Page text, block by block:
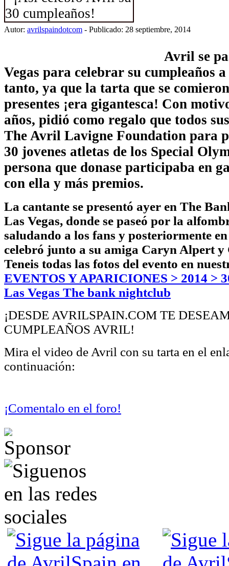
Autor: avrilspaindotcom - Publicado: 28 septiembre, 2014
Avril se
Vegas para celebrar su cumpleaños
tanto, ya que la tarta que se
presentes ¡era gigantesca! Con
años, pidió como regalo que todos
The Avril Lavigne Foundation para
30 jovenes atletas de los Special
persona que donase participaba en
con ella y más premios.
La cantante se presentó ayer en The
Las Vegas, donde se paseó por la
saludando a los fans y posteriormente
celebró junto a su amiga Caryn Alpert
Teneis todas las fotos del evento en
EVENTOS Y APARICIONES > 2014 >
Las Vegas The bank nightclub
¡DESDE AVRILSPAIN.COM TE
CUMPLEAÑOS AVRIL!
Mira el video de Avril con su tarta en el
continuación:
¡Comentalo en el foro!